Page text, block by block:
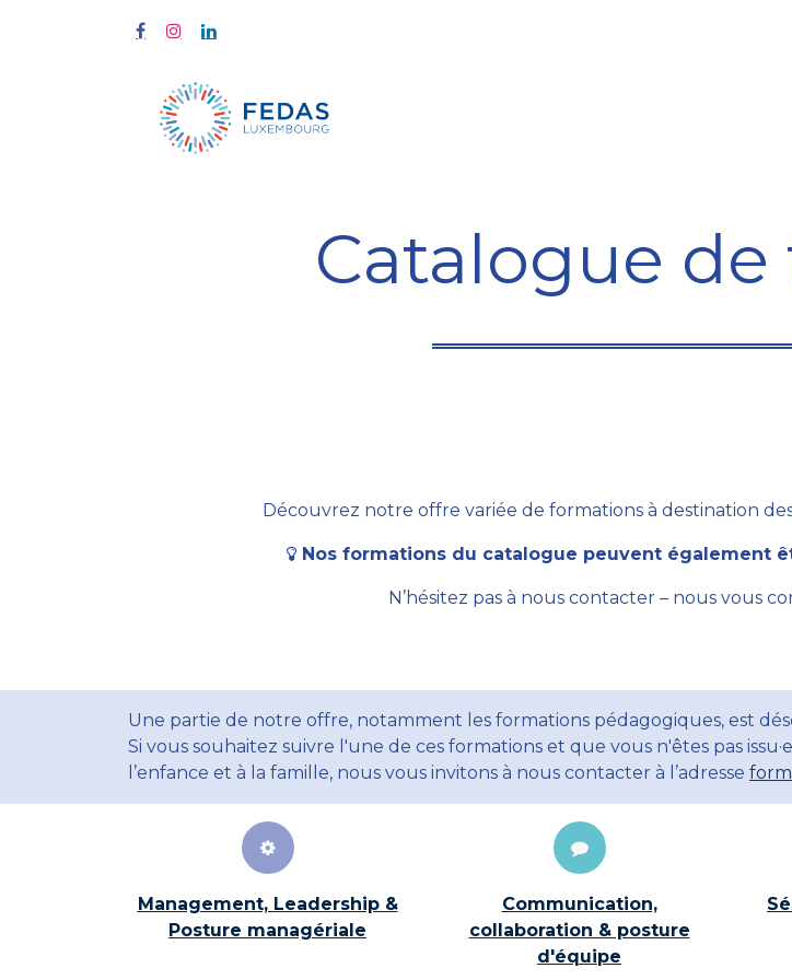
Catalogue
Découvrez notre offre variée de formations à destination
Nos formations du catalogue peuvent également
N’hésitez pas à nous contacter – nous vous
Une partie de notre offre, notamment les formations pédagogiques, est
Si vous souhaitez suivre l'une de ces formations et que vous n'êtes pas
l’enfance et à la famille, nous vous invitons à nous contacter à l’adresse
Management, Leadership &
Posture managériale
Communication,
collaboration & posture
d'équipe